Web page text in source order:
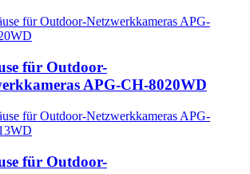
für Outdoor-
APG-CH-8020WD
für Outdoor-